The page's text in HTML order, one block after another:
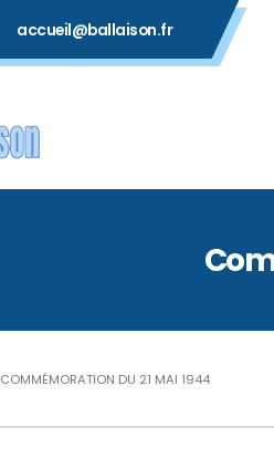
accueil@ballaison.fr
COMMÉMORATION DU 21 MAI 1944